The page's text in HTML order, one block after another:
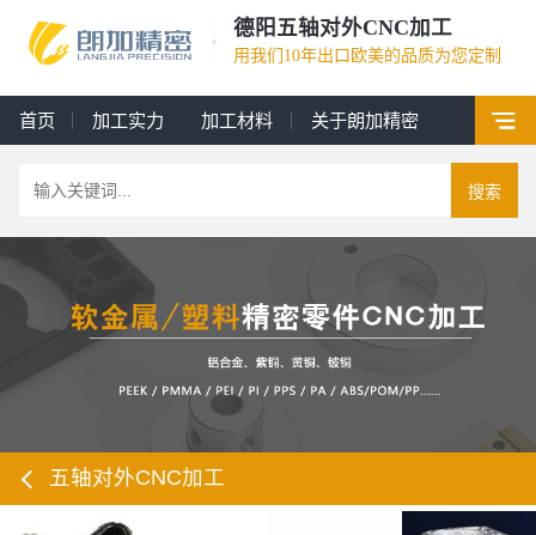
德阳五轴对外CNC加工
用我们10年出口欧美的品质为您定制
首页 加工实力 加工材料 关于朗加精密
搜索
五轴对外CNC加工